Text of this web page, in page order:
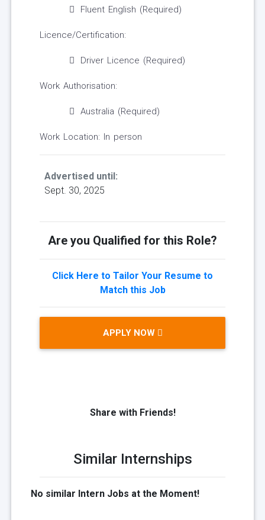
Fluent English (Required)
Licence/Certification:
Driver Licence (Required)
Work Authorisation:
Australia (Required)
Work Location: In person
Advertised until:
Sept. 30, 2025
Are you Qualified for this Role?
Click Here to Tailor Your Resume to
Match this Job
APPLY NOW
Share with Friends!
Similar Internships
No similar Intern Jobs at the Moment!